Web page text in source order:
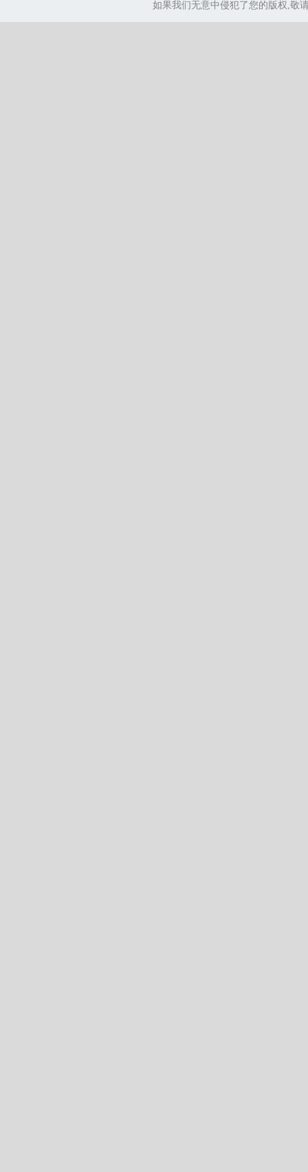
如果我们无意中侵犯了您的版权,敬